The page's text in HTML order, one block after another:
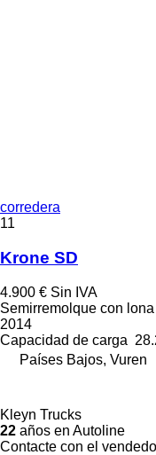
corredera
11
Krone SD
4.900 € Sin IVA
Semirremolque con
2014
Capacidad de carga
Países Bajos, Vuren
Kleyn Trucks
22 años en Autoline
Contacte con el